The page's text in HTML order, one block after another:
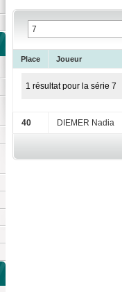
Place Joueur
1 résultat pour la série 7
40 DIEMER Nadia